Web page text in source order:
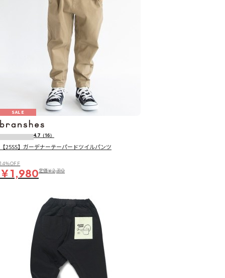
SALE
4.7 （16）
【25SS】ガーデナーテーパードツイルパンツ
14％OFF
￥1,980定価￥2,310